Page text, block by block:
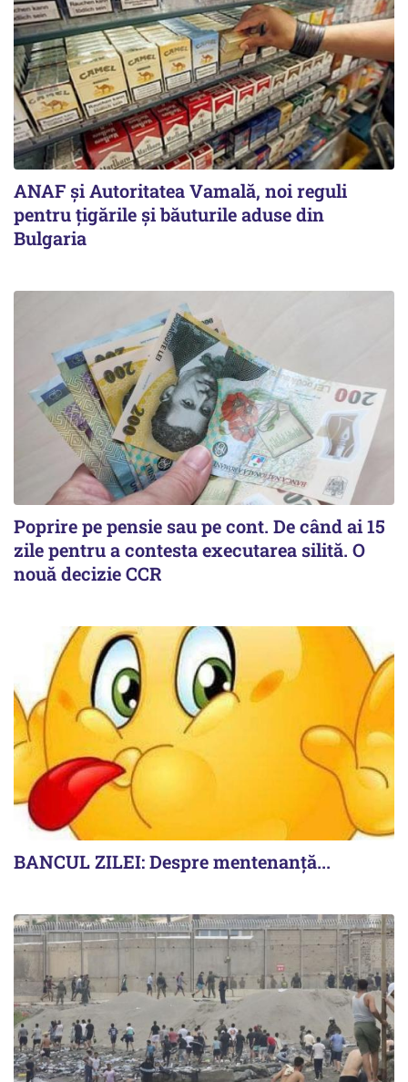
ANAF și Autoritatea Vamală, noi reguli
pentru țigările și băuturile aduse din
Bulgaria
Poprire pe pensie sau pe cont. De când ai 15
zile pentru a contesta executarea silită. O
nouă decizie CCR
BANCUL ZILEI: Despre mentenanță...